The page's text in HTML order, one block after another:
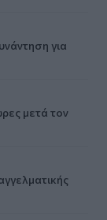
για
μετά τον